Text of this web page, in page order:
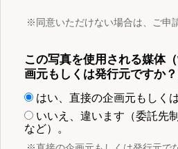
※同意いただけない場合は、ご申
この写真を使用される媒体
画元もしくは発行元ですか？
はい、直接の企画元もしく
いいえ、違います（委託先
など）。